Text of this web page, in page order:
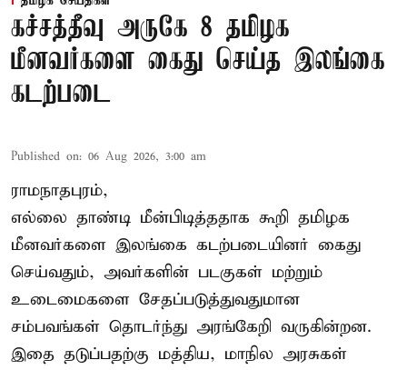
கச்சத்தீவு அருகே 8 தமிழக
மீனவர்களை கைது செய்த இலங்கை
கடற்படை
Published on: 06 Aug 2026, 3:00 am
ராமநாதபுரம்,
எல்லை தாண்டி மீன்பிடித்ததாக கூறி தமிழக
மீனவர்களை இலங்கை கடற்படையினர் கைது
செய்வதும், அவர்களின் படகுகள் மற்றும்
உடைமைகளை சேதப்படுத்துவதுமான
சம்பவங்கள் தொடர்ந்து அரங்கேறி வருகின்றன.
இதை தடுப்பதற்கு மத்திய, மாநில அரசுகள்